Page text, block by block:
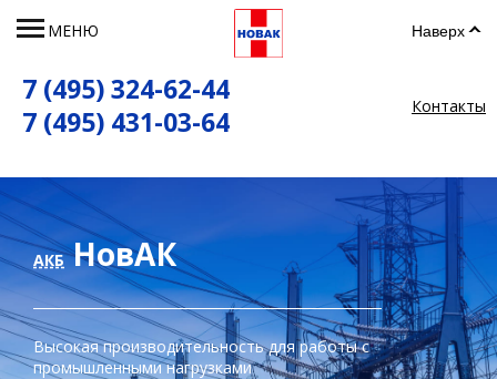
МЕНЮ Наверх
7 (495) 324-62-44
7 (495) 431-03-64
Контакты
АКБНовАК
Высокая производительность для работы с
промышленными нагрузками